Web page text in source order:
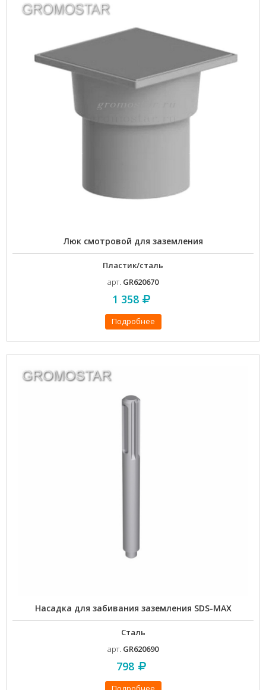
Люк смотровой для заземления
Пластик/сталь
арт. GR620670
1 358
Подробнее
Насадка для забивания заземления SDS-MAX
Сталь
арт. GR620690
798